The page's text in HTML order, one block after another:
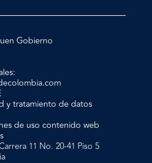
Gobierno
y tratamiento de datos
de uso contenido web
11 No. 20-41 Piso 5